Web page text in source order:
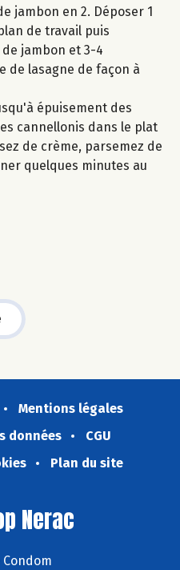
jambon en 2. Déposer 1
de travail puis
jambon et 3-4
de lasagne de façon à
épuisement des
cannellonis dans le plat
de crème, parsemez de
quelques minutes au
Mentions légales
données
CGU
Plan du site
Nerac
Condom